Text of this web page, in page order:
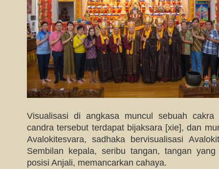
Visualisasi di angkasa muncul sebuah
candra tersebut terdapat bijaksara [xie], dan
Avalokitesvara, sadhaka bervisualisasi
Sembilan kepala, seribu tangan, tangan
posisi Anjali, memancarkan cahaya.